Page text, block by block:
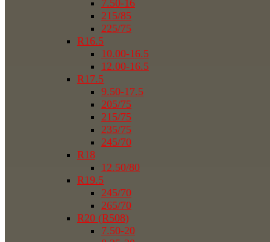
7.50-16
215/85
225/75
R16.5
10.00-16.5
12.00-16.5
R17.5
9.50-17.5
205/75
215/75
235/75
245/70
R18
12.50/80
R19.5
245/70
265/70
R20 (R508)
7.50-20